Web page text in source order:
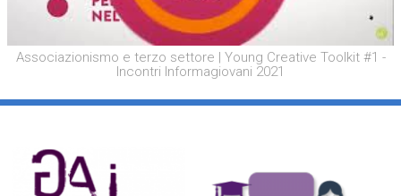
Associazionismo e terzo settore | Young Creative Toolkit #1 -
Incontri Informagiovani 2021